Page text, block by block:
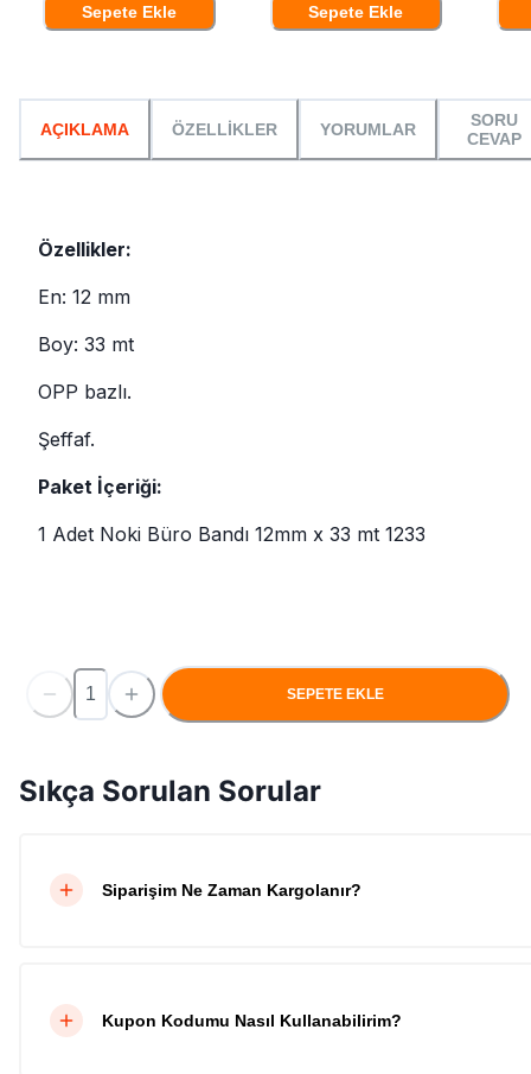
Sepete Ekle Sepete Ekle
AÇIKLAMA ÖZELLİKLER YORUMLAR
SORU
CEVAP
Özellikler:
En: 12 mm
Boy: 33 mt
OPP bazlı.
Şeffaf.
Paket İçeriği:
1 Adet Noki Büro Bandı 12mm x 33 mt 1233
SEPETE EKLE
Sıkça Sorulan Sorular
Siparişim Ne Zaman Kargolanır?
Kupon Kodumu Nasıl Kullanabilirim?